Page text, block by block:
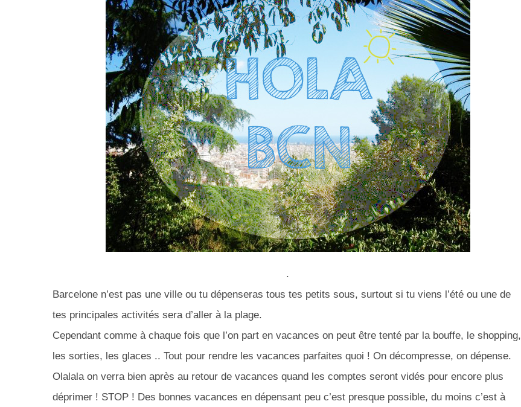
.
Barcelone n’est pas une ville ou tu dépenseras tous tes petits sous, surtout si tu viens l’été ou une de
tes principales activités sera d’aller à la plage.
Cependant comme à chaque fois que l’on part en vacances on peut être tenté par la bouffe, le shopping,
les sorties, les glaces .. Tout pour rendre les vacances parfaites quoi ! On décompresse, on dépense.
Olalala on verra bien après au retour de vacances quand les comptes seront vidés pour encore plus
déprimer ! STOP ! Des bonnes vacances en dépensant peu c’est presque possible, du moins c’est à